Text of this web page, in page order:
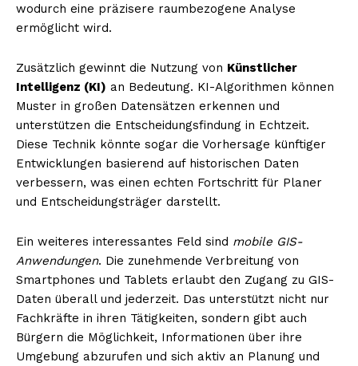
wodurch eine präzisere raumbezogene Analyse
ermöglicht wird.
Zusätzlich gewinnt die Nutzung von Künstlicher
Intelligenz (KI) an Bedeutung. KI-Algorithmen können
Muster in großen Datensätzen erkennen und
unterstützen die Entscheidungsfindung in Echtzeit.
Diese Technik könnte sogar die Vorhersage künftiger
Entwicklungen basierend auf historischen Daten
verbessern, was einen echten Fortschritt für Planer
und Entscheidungsträger darstellt.
Ein weiteres interessantes Feld sind mobile GIS-
Anwendungen. Die zunehmende Verbreitung von
Smartphones und Tablets erlaubt den Zugang zu GIS-
Daten überall und jederzeit. Das unterstützt nicht nur
Fachkräfte in ihren Tätigkeiten, sondern gibt auch
Bürgern die Möglichkeit, Informationen über ihre
Umgebung abzurufen und sich aktiv an Planung und